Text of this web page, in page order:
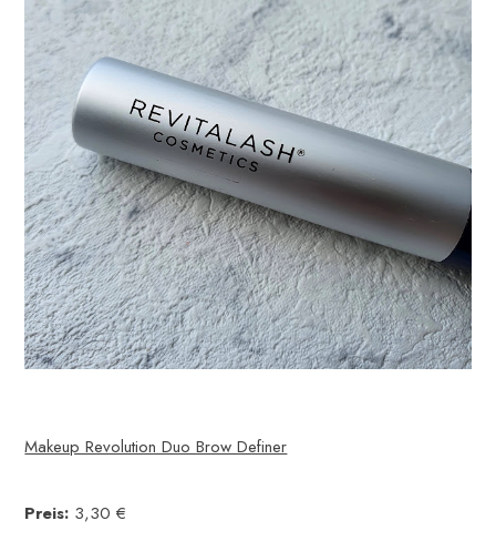
Makeup Revolution Duo Brow Definer
Preis: 3,30 €